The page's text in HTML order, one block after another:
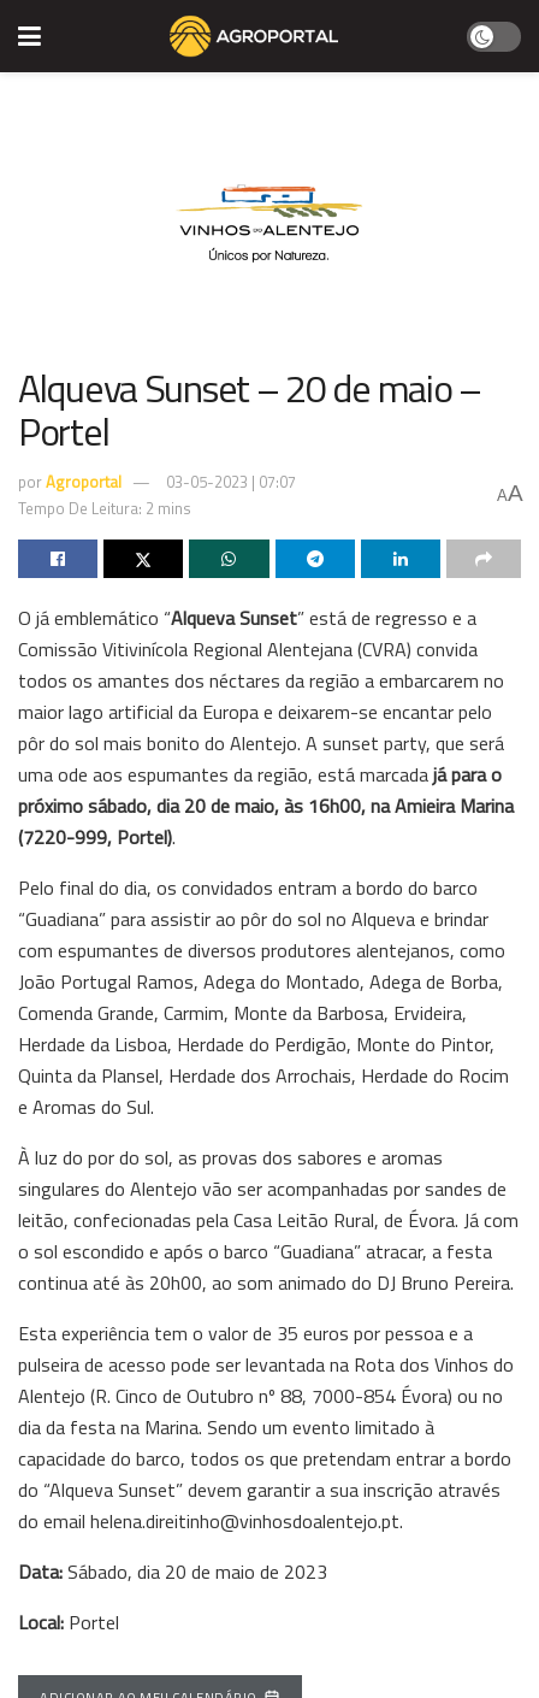
Alqueva Sunset – 20 de maio –
Portel
porAgroportal
03-05-2023 | 07:07
Tempo De Leitura: 2 mins
AA
O já emblemático “Alqueva Sunset” está de regresso e a
Comissão Vitivinícola Regional Alentejana (CVRA) convida
todos os amantes dos néctares da região a embarcarem no
maior lago artificial da Europa e deixarem-se encantar pelo
pôr do sol mais bonito do Alentejo. A sunset party, que será
uma ode aos espumantes da região, está marcadajá para o
próximo sábado, dia 20 de maio, às 16h00, na Amieira Marina
(7220-999, Portel).
Pelo final do dia, os convidados entram a bordo do barco
“Guadiana” para assistir ao pôr do sol no Alqueva e brindar
com espumantes de diversos produtores alentejanos, como
João Portugal Ramos, Adega do Montado, Adega de Borba,
Comenda Grande, Carmim, Monte da Barbosa, Ervideira,
Herdade da Lisboa, Herdade do Perdigão, Monte do Pintor,
Quinta da Plansel, Herdade dos Arrochais, Herdade do Rocim
e Aromas do Sul.
À luz do por do sol, as provas dos sabores e aromas
singulares do Alentejo vão ser acompanhadas por sandes de
leitão, confecionadas pela Casa Leitão Rural, de Évora. Já com
o sol escondido e após o barco “Guadiana” atracar, a festa
continua até às 20h00, ao som animado do DJ Bruno Pereira.
Esta experiência tem o valor de 35 euros por pessoa e a
pulseira de acesso pode ser levantada na Rota dos Vinhos do
Alentejo (R. Cinco de Outubro nº 88, 7000-854 Évora) ou no
dia da festa na Marina. Sendo um evento limitado à
capacidade do barco, todos os que pretendam entrar a bordo
do “Alqueva Sunset” devem garantir a sua inscrição através
do email helena.direitinho@vinhosdoalentejo.pt.
Data:Sábado, dia 20 de maio de 2023
Local: Portel